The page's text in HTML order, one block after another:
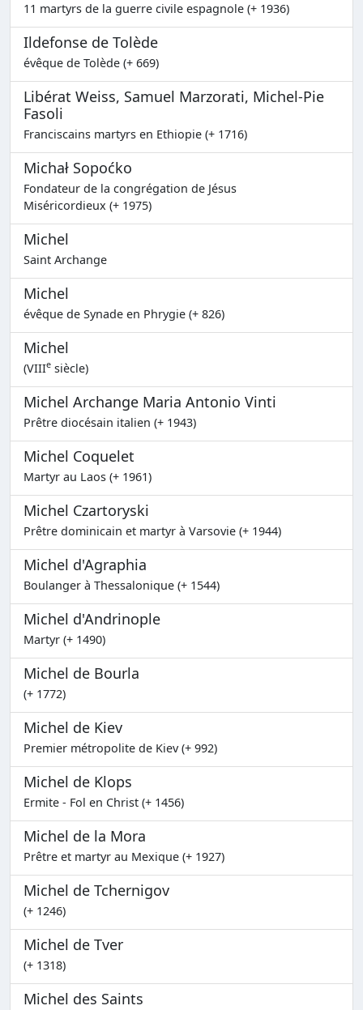
11 martyrs de la guerre civile espagnole (+ 1936)
Ildefonse de Tolède
évêque de Tolède (+ 669)
Libérat Weiss, Samuel Marzorati, Michel-Pie
Fasoli
Franciscains martyrs en Ethiopie (+ 1716)
Michał Sopoćko
Fondateur de la congrégation de Jésus
Miséricordieux (+ 1975)
Michel
Saint Archange
Michel
évêque de Synade en Phrygie (+ 826)
Michel
(VIIIe siècle)
Michel Archange Maria Antonio Vinti
Prêtre diocésain italien (+ 1943)
Michel Coquelet
Martyr au Laos (+ 1961)
Michel Czartoryski
Prêtre dominicain et martyr à Varsovie (+ 1944)
Michel d'Agraphia
Boulanger à Thessalonique (+ 1544)
Michel d'Andrinople
Martyr (+ 1490)
Michel de Bourla
(+ 1772)
Michel de Kiev
Premier métropolite de Kiev (+ 992)
Michel de Klops
Ermite - Fol en Christ (+ 1456)
Michel de la Mora
Prêtre et martyr au Mexique (+ 1927)
Michel de Tchernigov
(+ 1246)
Michel de Tver
(+ 1318)
Michel des Saints